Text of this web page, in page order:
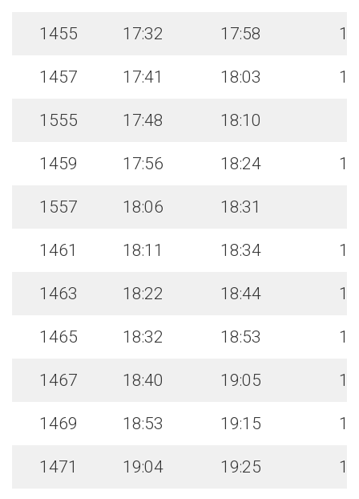
1455 17:32 17:58
1457 17:41 18:03
1555 17:48 18:10
1459 17:56 18:24
1557 18:06 18:31
1461 18:11 18:34
1463 18:22 18:44
1465 18:32 18:53
1467 18:40 19:05
1469 18:53 19:15
1471 19:04 19:25